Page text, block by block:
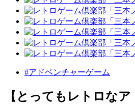
#アドベンチャーゲーム
【とってもレトロな